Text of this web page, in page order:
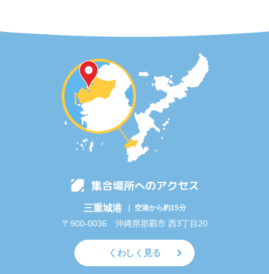
集合場所へのアクセス
三重城港 ｜ 空港から約15分
〒900-0036 沖縄県那覇市 西3丁目20
くわしく見る